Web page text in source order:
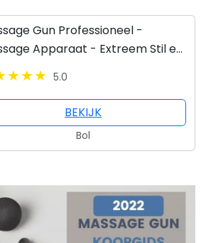
Gun Professioneel -
Apparaat - Extreem Stil en
5.0
BEKIJK
Bol